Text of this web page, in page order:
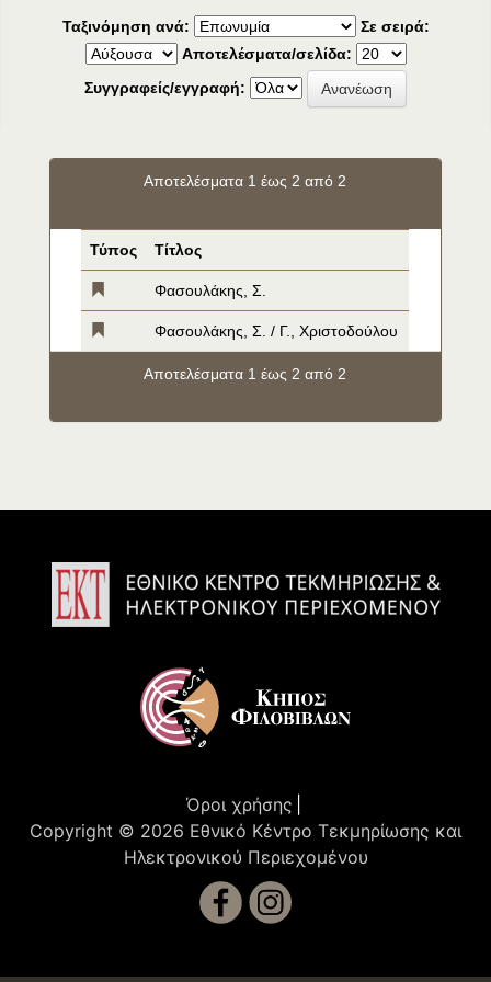
Ταξινόμηση ανά:
Σε σειρά:
Αποτελέσματα/σελίδα:
Συγγραφείς/εγγραφή:
Αποτελέσματα 1 έως 2 από 2
Τύπος Τίτλος
Φασουλάκης, Σ.
Φασουλάκης, Σ. / Γ., Χριστοδούλου
Αποτελέσματα 1 έως 2 από 2